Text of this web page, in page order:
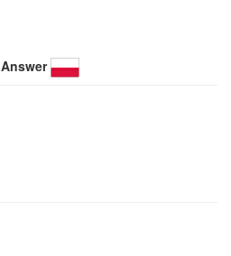
Answer